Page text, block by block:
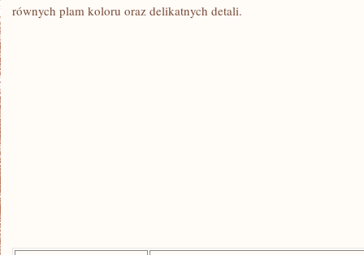
równych plam koloru oraz delikatnych detali.